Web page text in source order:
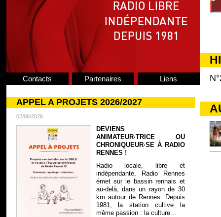
Contacts Partenaires Liens
APPEL A PROJETS 2026/2027
02/06/2026
DEVIENS
ANIMATEUR·TRICE OU
CHRONIQUEUR·SE À RADIO
RENNES !
Radio locale, libre et
indépendante, Radio Rennes
émet sur le bassin rennais et
au-delà, dans un rayon de 30
km autour de Rennes. Depuis
1981, la station cultive la
même passion : la culture...